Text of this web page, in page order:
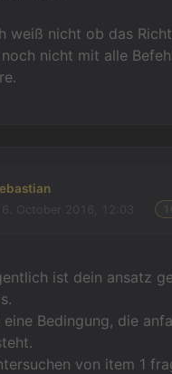
weiß nicht ob das
nicht mit alle
ist dein ansatz
eine Bedingung, die
von item 1